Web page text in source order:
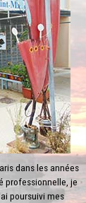
dans les années
professionnelle, je
poursuivi mes